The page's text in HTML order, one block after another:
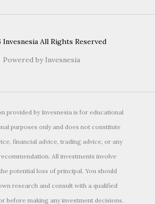
All Rights Reserved
Powered by Invesnesia
provided by Invesnesia is for educational
purposes only and does not constitute
financial advice, trading advice, or any
All investments involve
potential loss of principal. You should
research and consult with a qualified
before making any investment decisions.